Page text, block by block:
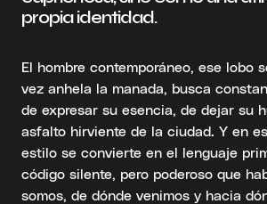
propia identidad.
El hombre contemporáneo, ese lobo
vez anhela la manada, busca
de expresar su esencia, de dejar su
asfalto hirviente de la ciudad. Y en
estilo se convierte en el lenguaje
código silente, pero poderoso que
somos, de dónde venimos y hacia